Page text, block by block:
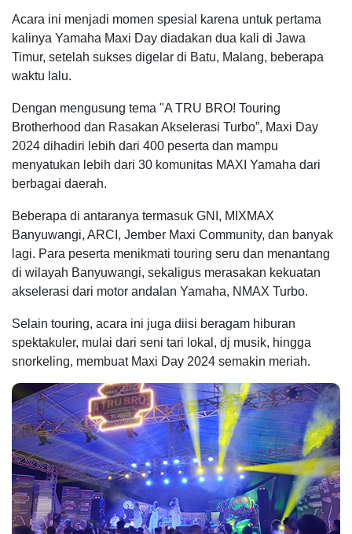
Acara ini menjadi momen spesial karena untuk pertama
kalinya Yamaha Maxi Day diadakan dua kali di Jawa
Timur, setelah sukses digelar di Batu, Malang, beberapa
waktu lalu.
Dengan mengusung tema "A TRU BRO! Touring
Brotherhood dan Rasakan Akselerasi Turbo”, Maxi Day
2024 dihadiri lebih dari 400 peserta dan mampu
menyatukan lebih dari 30 komunitas MAXI Yamaha dari
berbagai daerah.
Beberapa di antaranya termasuk GNI, MIXMAX
Banyuwangi, ARCI, Jember Maxi Community, dan banyak
lagi. Para peserta menikmati touring seru dan menantang
di wilayah Banyuwangi, sekaligus merasakan kekuatan
akselerasi dari motor andalan Yamaha, NMAX Turbo.
Selain touring, acara ini juga diisi beragam hiburan
spektakuler, mulai dari seni tari lokal, dj musik, hingga
snorkeling, membuat Maxi Day 2024 semakin meriah.